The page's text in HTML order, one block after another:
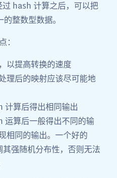
hash 计算之后，可以把
整数型数据。
以提高转换的速度
理后的映射应该尽可能地
计算后得出相同输出
运算后一般得出不同的输
相同的输出。一个好的
强随机分布性，否则无法